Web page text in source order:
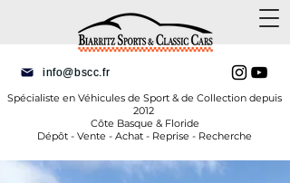
info@bscc.fr
Spécialiste en Véhicules de Sport & de Collection depuis
2012
Côte Basque & Floride
Dépôt - Vente - Achat - Reprise - Recherche